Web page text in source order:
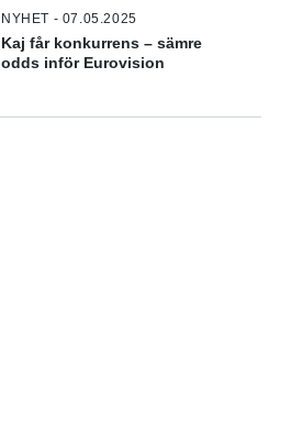
NYHET - 07.05.2025
Kaj får konkurrens – sämre
odds inför Eurovision